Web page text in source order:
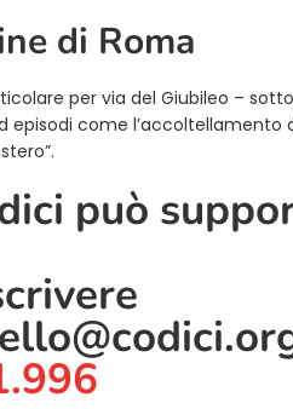
di Roma
per via del Giubileo –
episodi come l’accoltellamento
può